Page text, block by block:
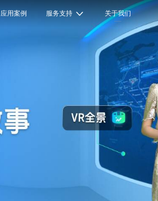
应用案例 服务支持 关于我们